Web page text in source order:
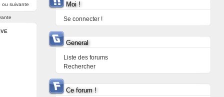
ou suivante Moi !
Se connecter !
General
Liste des forums
Rechercher
Ce forum !